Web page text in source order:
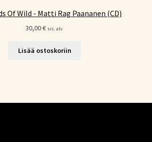
Of Wild - Matti Rag Paananen (CD)
30,00€ sis. alv.
Lisää ostoskoriin